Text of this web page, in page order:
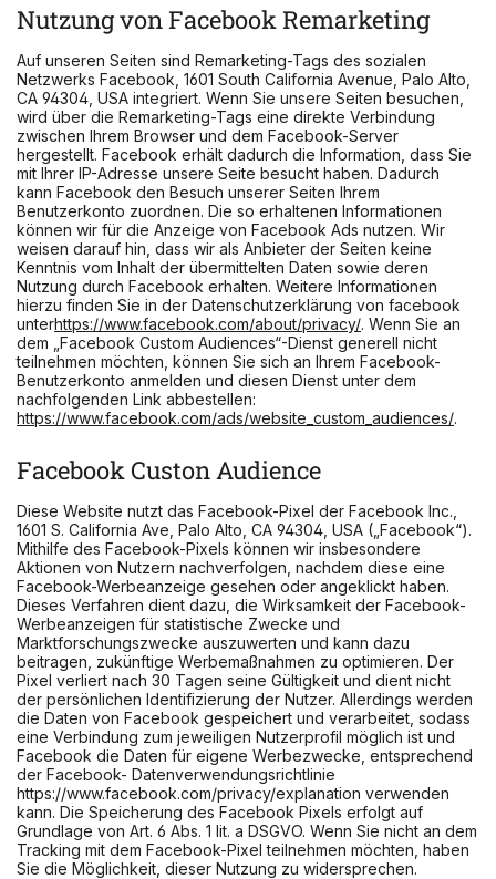
Nutzung von Facebook Remarketing
Auf unseren Seiten sind Remarketing-Tags des sozialen
Netzwerks Facebook, 1601 South California Avenue, Palo Alto,
CA 94304, USA integriert. Wenn Sie unsere Seiten besuchen,
wird über die Remarketing-Tags eine direkte Verbindung
zwischen Ihrem Browser und dem Facebook-Server
hergestellt. Facebook erhält dadurch die Information, dass Sie
mit Ihrer IP-Adresse unsere Seite besucht haben. Dadurch
kann Facebook den Besuch unserer Seiten Ihrem
Benutzerkonto zuordnen. Die so erhaltenen Informationen
können wir für die Anzeige von Facebook Ads nutzen. Wir
weisen darauf hin, dass wir als Anbieter der Seiten keine
Kenntnis vom Inhalt der übermittelten Daten sowie deren
Nutzung durch Facebook erhalten. Weitere Informationen
hierzu finden Sie in der Datenschutzerklärung von facebook
unterhttps://www.facebook.com/about/privacy/. Wenn Sie an
dem „Facebook Custom Audiences“-Dienst generell nicht
teilnehmen möchten, können Sie sich an Ihrem Facebook-
Benutzerkonto anmelden und diesen Dienst unter dem
nachfolgenden Link abbestellen:
https://www.facebook.com/ads/website_custom_audiences/.
Facebook Custon Audience
Diese Website nutzt das Facebook-Pixel der Facebook Inc.,
1601 S. California Ave, Palo Alto, CA 94304, USA („Facebook“).
Mithilfe des Facebook-Pixels können wir insbesondere
Aktionen von Nutzern nachverfolgen, nachdem diese eine
Facebook-Werbeanzeige gesehen oder angeklickt haben.
Dieses Verfahren dient dazu, die Wirksamkeit der Facebook-
Werbeanzeigen für statistische Zwecke und
Marktforschungszwecke auszuwerten und kann dazu
beitragen, zukünftige Werbemaßnahmen zu optimieren. Der
Pixel verliert nach 30 Tagen seine Gültigkeit und dient nicht
der persönlichen Identifizierung der Nutzer. Allerdings werden
die Daten von Facebook gespeichert und verarbeitet, sodass
eine Verbindung zum jeweiligen Nutzerprofil möglich ist und
Facebook die Daten für eigene Werbezwecke, entsprechend
der Facebook- Datenverwendungsrichtlinie
https://www.facebook.com/privacy/explanation verwenden
kann. Die Speicherung des Facebook Pixels erfolgt auf
Grundlage von Art. 6 Abs. 1 lit. a DSGVO. Wenn Sie nicht an dem
Tracking mit dem Facebook-Pixel teilnehmen möchten, haben
Sie die Möglichkeit, dieser Nutzung zu widersprechen.